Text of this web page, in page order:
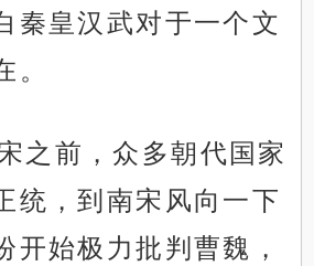
秦皇汉武对于一个文
。
之前，众多朝代国家
统，到南宋风向一下
开始极力批判曹魏，